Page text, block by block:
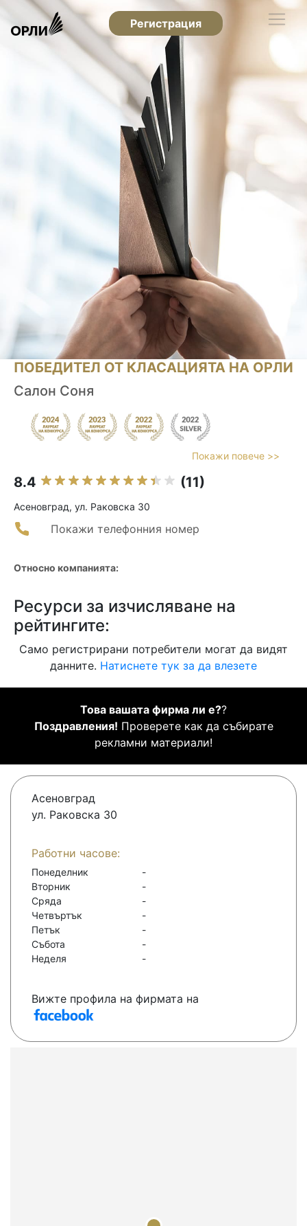
Регистрация
ПОБЕДИТЕЛ ОТ КЛАСАЦИЯТА НА ОРЛИ
Салон Соня
Покажи повече >>
8.4 (11)
Асеновград, ул. Раковска 30
Покажи телефонния номер
Относно компанията:
Ресурси за изчисляване на
рейтингите:
Само регистрирани потребители могат да видят
данните. Натиснете тук за да влезете
Това вашата фирма ли е??
Поздравления! Проверете как да събирате
рекламни материали!
Асеновград
ул. Раковска 30
Работни часове:
Понеделник
-
Вторник
-
Сряда
-
Четвъртък
-
Петък
-
Събота
-
Неделя
-
Вижте профила на фирмата на